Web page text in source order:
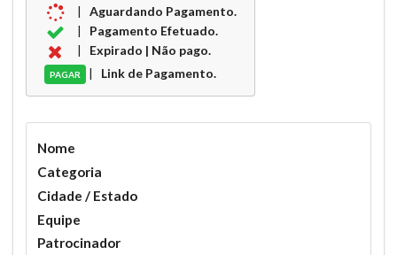
|Aguardando Pagamento.
| Pagamento Efetuado.
| Expirado | Não pago.
PAGAR | Link de Pagamento.
Nome
Categoria
Cidade / Estado
Equipe
Patrocinador